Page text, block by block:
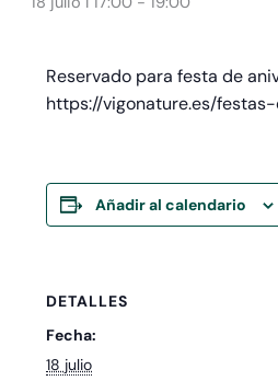
Reservado para festa de
https://vigonature.es/
Añadir al calendario
DETALLES
Fecha:
18 julio